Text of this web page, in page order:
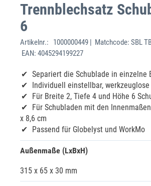
Trennblechsatz
6
Artikelnr.:
1000000449 | Matchcode: SBL
EAN: 4045294199227
Separiert die Schublade in einzelne
Individuell einstellbar,
Für Breite 2, Tiefe 4 und Höhe 6
Für Schubladen mit den
x 8,6 cm
Passend für Globelyst und WorkMo
Außenmaße (LxBxH)
315 x 65 x 30 mm